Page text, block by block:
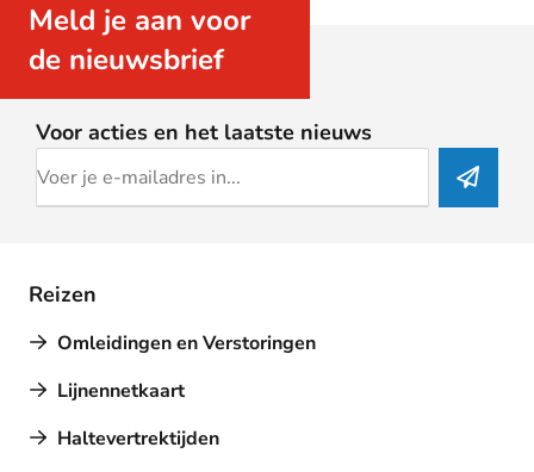
Meld je aan voor
de nieuwsbrief
Voor acties en het laatste nieuws
Reizen
Omleidingen en Verstoringen
Lijnennetkaart
Haltevertrektijden